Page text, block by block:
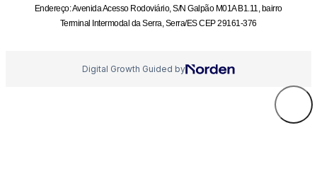
Endereço: Avenida Acesso Rodoviário, S/N Galpão M01A B1.11, bairro
Terminal Intermodal da Serra, Serra/ES CEP 29161-376
Digital Growth Guided by